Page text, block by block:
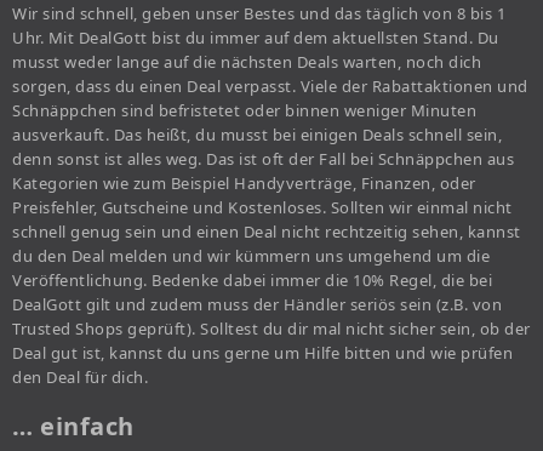
Wir sind schnell, geben unser Bestes und das täglich von 8 bis 1
Uhr. Mit DealGott bist du immer auf dem aktuellsten Stand. Du
musst weder lange auf die nächsten Deals warten, noch dich
sorgen, dass du einen Deal verpasst. Viele der Rabattaktionen und
Schnäppchen sind befristetet oder binnen weniger Minuten
ausverkauft. Das heißt, du musst bei einigen Deals schnell sein,
denn sonst ist alles weg. Das ist oft der Fall bei Schnäppchen aus
Kategorien wie zum Beispiel Handyverträge, Finanzen, oder
Preisfehler, Gutscheine und Kostenloses. Sollten wir einmal nicht
schnell genug sein und einen Deal nicht rechtzeitig sehen, kannst
du den Deal melden und wir kümmern uns umgehend um die
Veröffentlichung. Bedenke dabei immer die 10% Regel, die bei
DealGott gilt und zudem muss der Händler seriös sein (z.B. von
Trusted Shops geprüft). Solltest du dir mal nicht sicher sein, ob der
Deal gut ist, kannst du uns gerne um Hilfe bitten und wie prüfen
den Deal für dich.
… einfach